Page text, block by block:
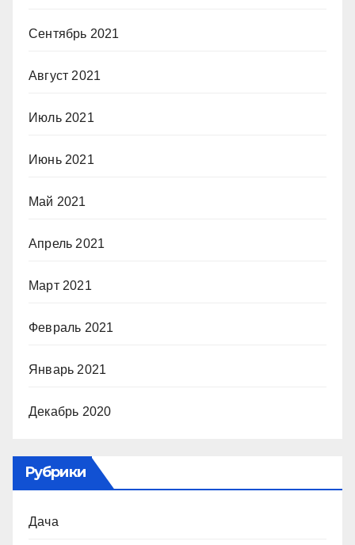
Сентябрь 2021
Август 2021
Июль 2021
Июнь 2021
Май 2021
Апрель 2021
Март 2021
Февраль 2021
Январь 2021
Декабрь 2020
Рубрики
Дача